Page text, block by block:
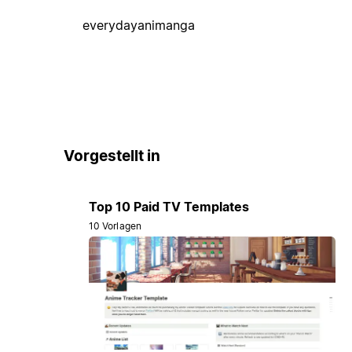
everydayanimanga
Vorgestellt in
Top 10 Paid TV Templates
10 Vorlagen